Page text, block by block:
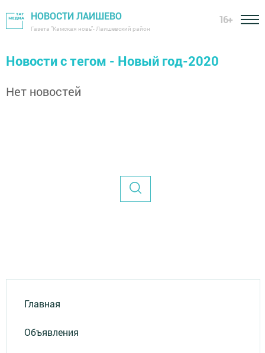
НОВОСТИ ЛАИШЕВО
Газета "Камская новь"- Лаишевский район
16+
Новости с тегом - Новый год-2020
Нет новостей
Главная
Объявления